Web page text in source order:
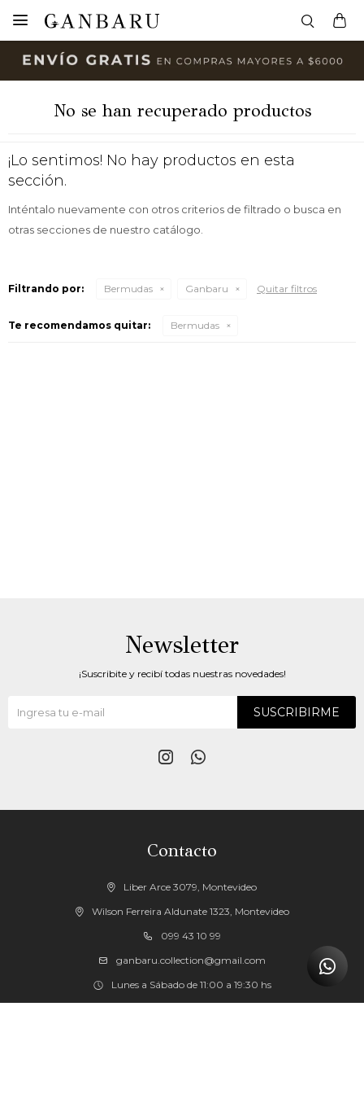

No se han recuperado productos
¡Lo sentimos! No hay productos en esta
sección.
Inténtalo nuevamente con otros criterios de filtrado o busca en
otras secciones de nuestro catálogo.
Filtrando por: Bermudas Ganbaru Quitar filtros
Te recomendamos quitar: Bermudas
Contacto
Liber Arce 3079, Montevideo
Wilson Ferreira Aldunate 1323, Montevideo
099 43 10 99
ganbaru.collection@gmail.com
Lunes a Sábado de 11:00 a 19:30 hs
Newsletter
¡Suscribite y recibí todas nuestras novedades!
SUSCRIBIRME
 